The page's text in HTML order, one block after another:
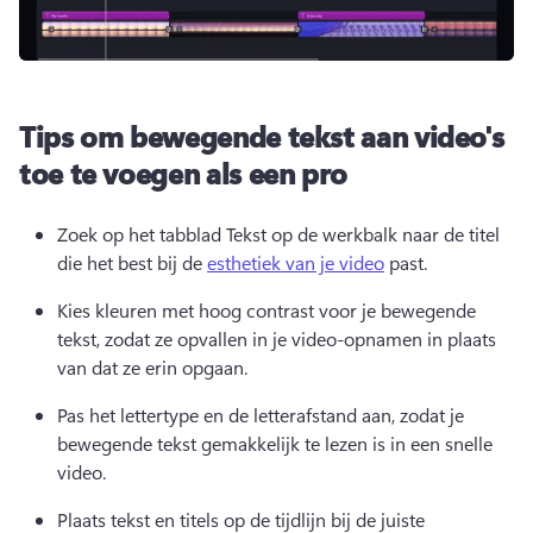
Tips om bewegende tekst aan video's
toe te voegen als een pro
Zoek op het tabblad Tekst op de werkbalk naar de titel
die het best bij de esthetiek van je video past.
Kies kleuren met hoog contrast voor je bewegende
tekst, zodat ze opvallen in je video-opnamen in plaats
van dat ze erin opgaan.
Pas het lettertype en de letterafstand aan, zodat je
bewegende tekst gemakkelijk te lezen is in een snelle
video.
Plaats tekst en titels op de tijdlijn bij de juiste